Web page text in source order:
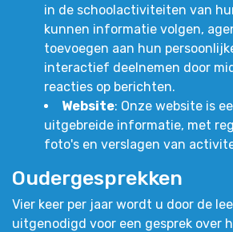
in de schoolactiviteiten van
kunnen informatie volgen,
toevoegen aan hun
interactief deelnemen door
reacties op berichten.
Website: Onze website is
uitgebreide informatie, met
foto's en verslagen van
Oudergesprekken
Vier keer per jaar wordt u door de
uitgenodigd voor een gesprek over